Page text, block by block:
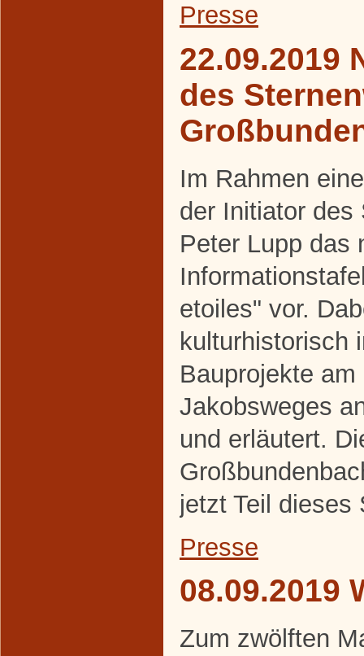
Presse
22.09.2019
des
Im Rahmen
der Initiator des
Peter Lupp das
etoiles" vor.
kulturhistorisch
Bauprojekte
Jakobsweges
und erläutert.
jetzt Teil dieses
Presse
08.09.2019
Zum zwölften